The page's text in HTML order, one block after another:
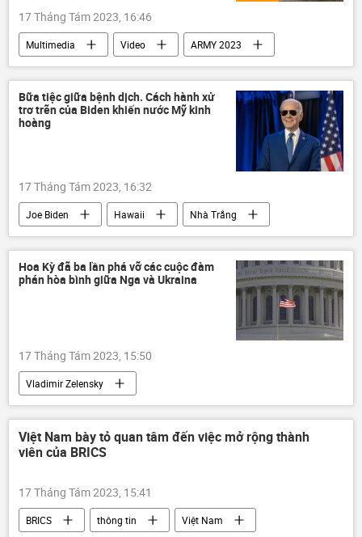
17 Tháng Tám 2023, 16:46
Multimedia Video
ARMY 2023
Quân sự
Alabino
Nga
Thế giới
Bữa tiệc giữa bệnh dịch. Cách hành xử
trơ trẽn của Biden khiến nước Mỹ kinh
hoàng
17 Tháng Tám 2023, 16:32
Joe Biden Hawaii
Nhà Trắng
Cháy rừng
Thế giới
Hoa Kỳ
Tổng thống Mỹ
bùng nổ phẫn nộ
Hoa Kỳ đã ba lần phá vỡ các cuộc đàm
phán hòa bình giữa Nga và Ukraina
17 Tháng Tám 2023, 15:50
Vladimir Zelensky
Chiến dịch quân sự đặc biệt tại Ukraina
xung đột
Báo chí thế giới
đàm phán
Việt Nam bày tỏ quan tâm đến việc mở rộng thành
viên của BRICS
17 Tháng Tám 2023, 15:41
BRICS thông tin
Việt Nam